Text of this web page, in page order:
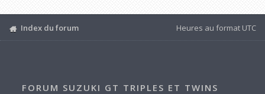
Index du forum Heures au format UTC
FORUM SUZUKI GT TRIPLES ET TWINS